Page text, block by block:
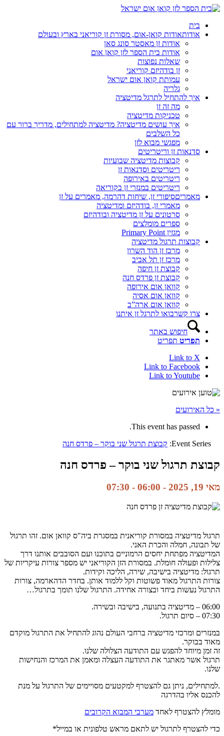
בית
אודותאודות קואן-אום, מסורת זן קוריאני בארץ ובעולם
אודות זן מאסטר סונג סאן
אודות בית הספר לזן קואן אום
שאלות נפוצות
זן בודהיזם קוריאני
עמותת קואן אום ישראל
גלריה
איך להתחיל לתרגל מדיטציה
מה זה זן
טכניקות מדיטציה
איך עושים מדיטציה? מדיטציה למתחילים, מדריך ברור עם
כל השלבים
מפגשי מבוא לזן
סדנאות זן וריטריטים
קבוצות מדיטציה שבועיות
ריטריטים וסדנאות זן
ריטריטים באירופה
ריטריטים במנזרי זן בקוריאה
מאמריםסיפורי זן, שיחות דהרמה, מאמרים על זן
מאמרי זן, בודהיזם ומדיטציה
סרטונים על זן מדיטציה ובודהיזם
ספרים מומלצים
מגזין Primary Point
קבוצות תרגול מדיטציה
מרכז זן הוד השרון
מרכז זן תל אביב
קבוצת זן חיפה
קבוצת זן פרדס חנה
קוואן אום אירופה
קוואן אום אסיה
קוואן אום ארה”ב
צרו קשרבואו לתרגל זן איתנו
חיפוש באתר
תפריט תפריט
Link to X
Link to Facebook
Link to Youtube
« כל האירועים
This event has passed.
Event Series: קבוצת תרגול שני בוקר – פרדס חנה
קבוצת תרגול שני בוקר – פרדס חנה
מאי 19, 2025 - 06:00 -
07:30
תרגול מדיטציה במסורת קוריאנית במסגרת ביה"ס קוואן אום. זהו תרגול
של תבונה, חמלה והכרת האני.
המדיטציה מפתחת יחסים הרמוניים בתוכנו ועם הסובבים אותנו דרך
צלילות ופעולה חומלת. במסורת הזן הקוריאני יש מספר צורות עיקריות של
תרגול: מדיטציה בישיבה, שירה, הליכה וקידות.
צורות התרגול מאוד פשוטות וקל ללמוד אותן. בחדר הדהארמה, צורות
התרגול נעשות ביחד ובצורה אחידה. התרגול שלנו תומך בתרגול…
06:00 – מדיטציה בתנועה, בישיבה ובשירה.
07:30 – סיום תרגול.
במנזרים ומרכזי מדיטציה ברחבי העולם נהוג להתחיל את התרגול מוקדם
מאוד בבוקר.
זה זמן מיוחד להפגש עם התודעה הצלולה שלנו.
תרגול אשר מאתגר את התודעה העצלה ומאמן את המרכז והנחישות
שלנו.
.למתחילים, ניתן גם להצטרף למקטעים מסויימים של התרגול על מנת
להכנס אליו בהדרגה
מומלץ להצטרף לאחד מערבי המבוא הקרובים
כדי להצטרף לתרגול יש לתאם מראש טלפונית או במייל*